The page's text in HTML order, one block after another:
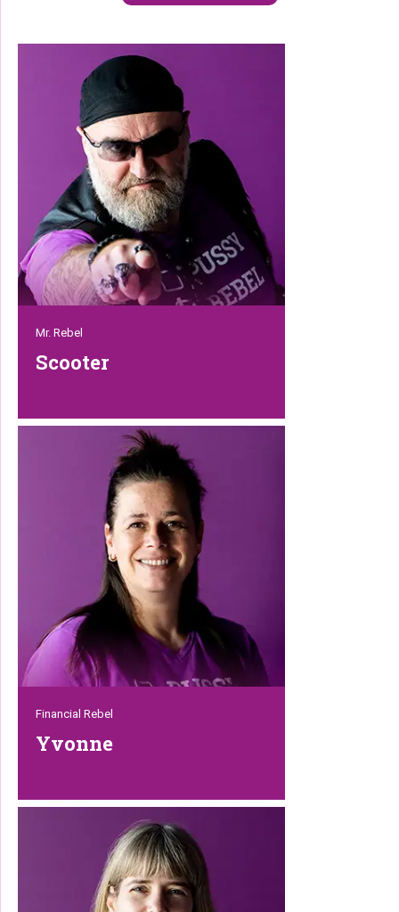
Mr. Rebel
Scooter
Want al ziet hij er superstoer uit met zijn
lange baard en tatoeages, het is een
echte dierenvriend. En wil je iets vragen
of heb je hulp nodig? Bel hem dan
gewoon even, want hij lost het meteen
voor je op. Tip: kom eens langs op een
van onze internationale shows, want dan
kun je hem ontmoeten.
Financial Rebel
Yvonne
toewijding voor dat Petrebels financieel
gezond is en blijft. Iemand met hart voor
de zaak, die eerst geduldig luistert en
daarna pas oordeelt. En ze is – net als
alle andere Rebels – een enorme